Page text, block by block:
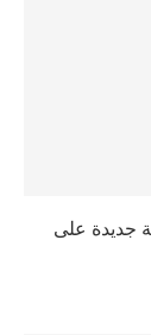
جديدة على